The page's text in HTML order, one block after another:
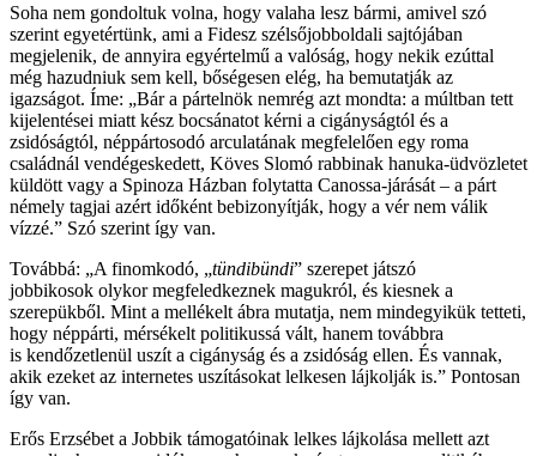
Soha nem gondoltuk volna, hogy valaha lesz bármi, amivel szó
szerint egyetértünk, ami a Fidesz szélsőjobboldali sajtójában
megjelenik, de annyira egyértelmű a valóság, hogy nekik ezúttal
még hazudniuk sem kell, bőségesen elég, ha bemutatják az
igazságot. Íme: „Bár a pártelnök nemrég azt mondta: a múltban tett
kijelentései miatt kész bocsánatot kérni a cigányságtól és a
zsidóságtól, néppártosodó arculatának megfelelően egy roma
családnál vendégeskedett, Köves Slomó rabbinak hanuka-üdvözletet
küldött vagy a Spinoza Házban folytatta Canossa-járását – a párt
némely tagjai azért időként bebizonyítják, hogy a vér nem válik
vízzé.” Szó szerint így van.
Továbbá: „A finomkodó, „tündibündi” szerepet játszó
jobbikosok olykor megfeledkeznek magukról, és kiesnek a
szerepükből. Mint a mellékelt ábra mutatja, nem mindegyikük tetteti,
hogy néppárti, mérsékelt politikussá vált, hanem továbbra
is kendőzetlenül uszít a cigányság és a zsidóság ellen. És vannak,
akik ezeket az internetes uszításokat lelkesen lájkolják is.” Pontosan
így van.
Erős Erzsébet a Jobbik támogatóinak lelkes lájkolása mellett azt